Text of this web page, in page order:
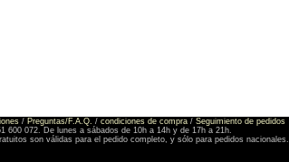
/ Preguntas/F.A.Q. / condiciones de compra / Seguimiento de pedidos
600 072. De lunes a sábados de 10h a 14h y de 17h a 21h.
son válidas para el pedido completo, y sólo para pedidos nacionales.